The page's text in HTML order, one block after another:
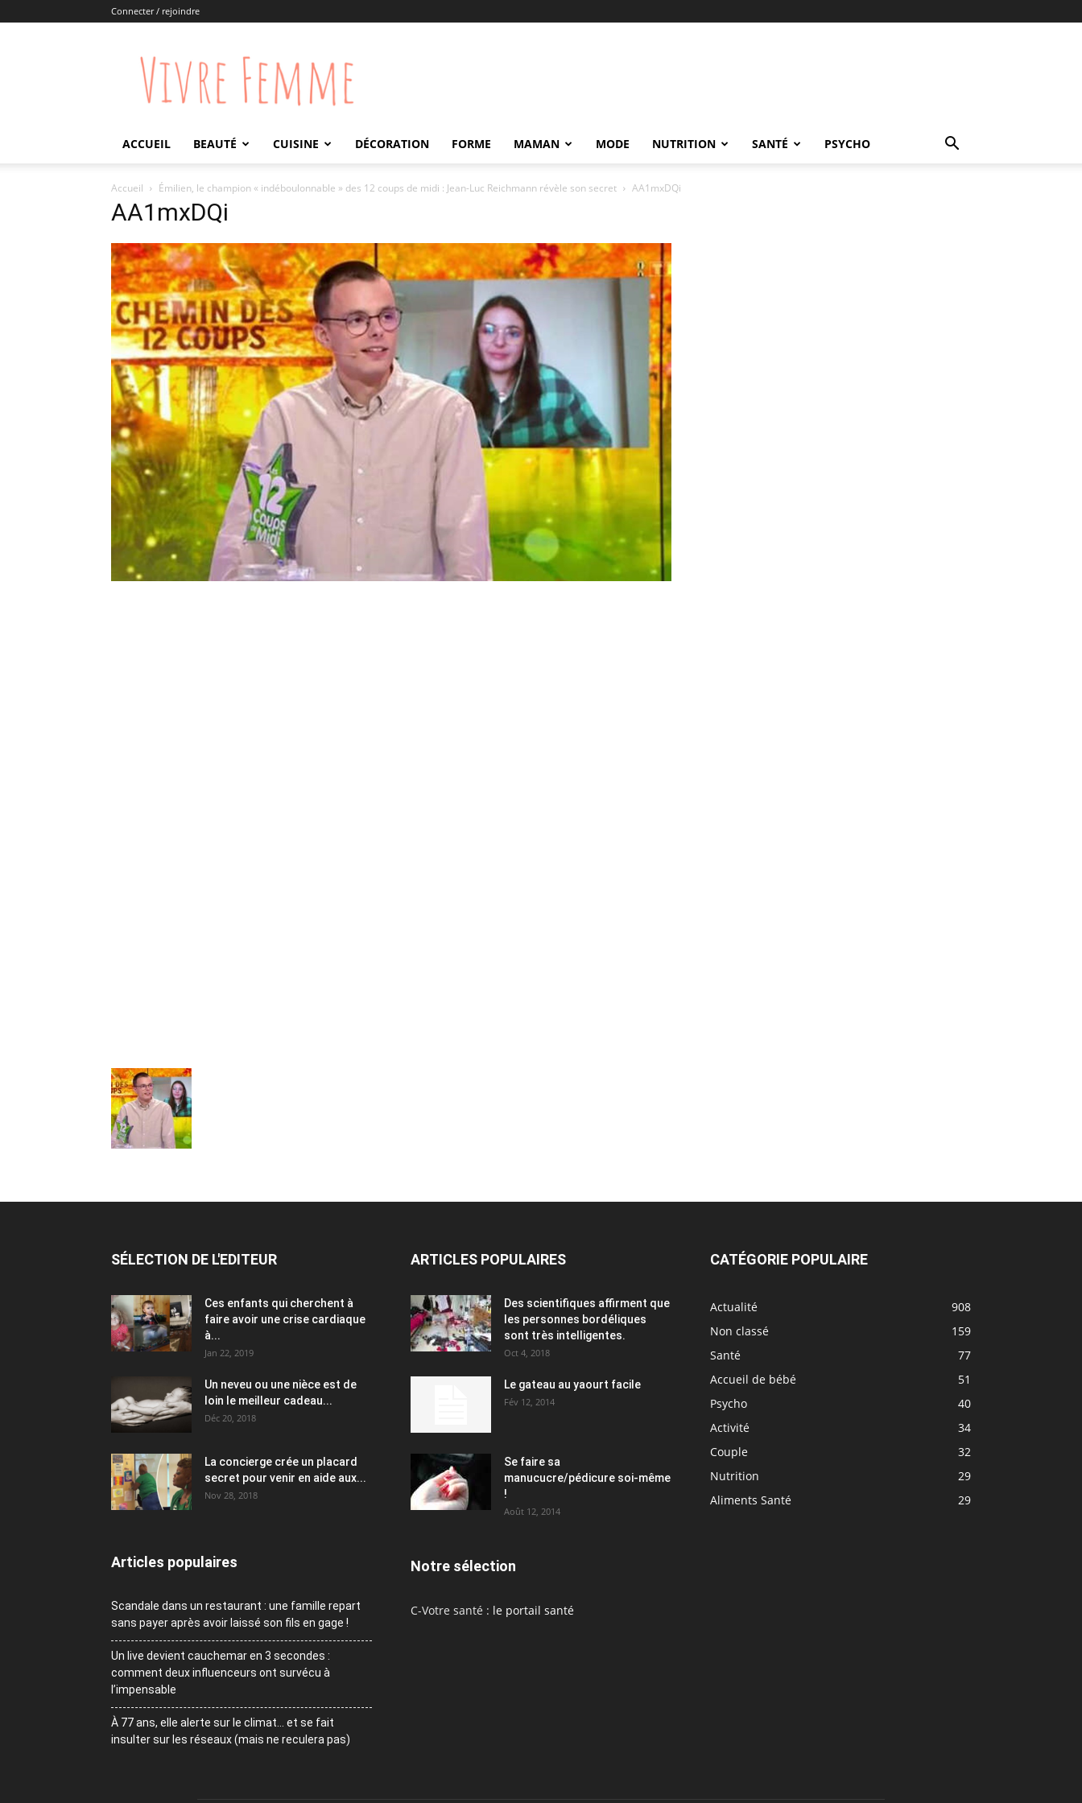
Connecter / rejoindre
Vivre
Femme
ACCUEIL BEAUTÉ CUISINE DÉCORATION FORME MAMAN MODE NUTRITION SANTÉ PSYCHO
Accueil Émilien, le champion « indéboulonnable » des 12 coups de midi : Jean-Luc Reichmann révèle son secret AA1mxDQi
AA1mxDQi
SÉLECTION DE L'EDITEUR
Ces enfants qui cherchent à
faire avoir une crise cardiaque
à...
Jan 22, 2019
Un neveu ou une nièce est de
loin le meilleur cadeau...
Déc 20, 2018
La concierge crée un placard
secret pour venir en aide aux...
Nov 28, 2018
Articles populaires
Scandale dans un restaurant : une famille repart
sans payer après avoir laissé son fils en gage !
Un live devient cauchemar en 3 secondes :
comment deux influenceurs ont survécu à
l’impensable
À 77 ans, elle alerte sur le climat… et se fait
insulter sur les réseaux (mais ne reculera pas)
ARTICLES POPULAIRES
Des scientifiques affirment que
les personnes bordéliques
sont très intelligentes.
Oct 4, 2018
Le gateau au yaourt facile
Fév 12, 2014
Se faire sa
manucucre/pédicure soi-même
!
Août 12, 2014
Notre sélection
C-Votre santé : le portail santé
CATÉGORIE POPULAIRE
Actualité
908
Non classé
159
Santé
77
Accueil de bébé
51
Psycho
40
Activité
34
Couple
32
Nutrition
29
Aliments Santé
29